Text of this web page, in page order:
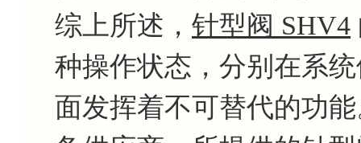
综上所述， 针型阀 SHV4
种操作状态，分别在系
面发挥着不可替代的功